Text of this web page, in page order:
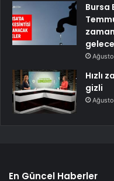
Bursa
Hızlı
gizli
En Güncel Haberler